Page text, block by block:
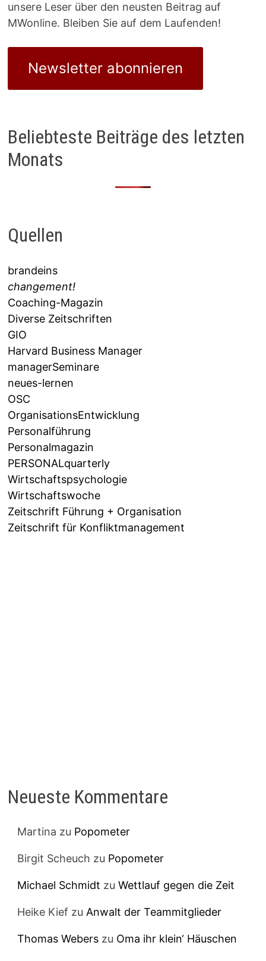
unsere Leser über den neusten Beitrag auf
MWonline. Bleiben Sie auf dem Laufenden!
Newsletter abonnieren
Beliebteste Beiträge des letzten
Monats
Quellen
brandeins
changement!
Coaching-Magazin
Diverse Zeitschriften
GIO
Harvard Business Manager
managerSeminare
neues-lernen
OSC
OrganisationsEntwicklung
Personalführung
Personalmagazin
PERSONALquarterly
Wirtschaftspsychologie
Wirtschaftswoche
Zeitschrift Führung + Organisation
Zeitschrift für Konfliktmanagement
Neueste Kommentare
Martina zu Popometer
Birgit Scheuch zu Popometer
Michael Schmidt zuWettlauf gegen die Zeit
Heike Kief zuAnwalt der Teammitglieder
Thomas Webers zu Oma ihr klein‘ Häuschen